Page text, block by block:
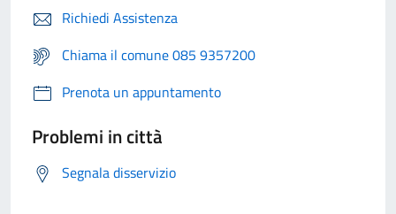
Richiedi Assistenza
Chiama il comune 085 9357200
Prenota un appuntamento
Problemi in città
Segnala disservizio